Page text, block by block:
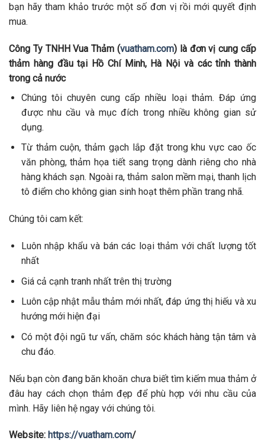
bạn hãy tham khảo trước một số đơn vị rồi mới quyết định
mua.
Công Ty TNHH Vua Thảm (vuatham.com) là đơn vị cung cấp
thảm hàng đầu tại Hồ Chí Minh, Hà Nội và các tỉnh thành
trong cả nước
Chúng tôi chuyên cung cấp nhiều loại thảm. Đáp ứng
được nhu cầu và mục đích trong nhiều không gian sử
dụng.
Từ thảm cuộn, thảm gạch lắp đặt trong khu vực cao ốc
văn phòng, thảm họa tiết sang trọng dành riêng cho nhà
hàng khách sạn. Ngoài ra, thảm salon mềm mại, thanh lịch
tô điểm cho không gian sinh hoạt thêm phần trang nhã.
Chúng tôi cam kết:
Luôn nhập khẩu và bán các loại thảm với chất lượng tốt
nhất
Giá cả cạnh tranh nhất trên thị trường
Luôn cập nhật mẫu thảm mới nhất, đáp ứng thị hiếu và xu
hướng mới hiện đại
Có một đội ngũ tư vấn, chăm sóc khách hàng tận tâm và
chu đáo.
Nếu bạn còn đang băn khoăn chưa biết tìm kiếm mua thảm ở
đâu hay cách chọn thảm đẹp để phù hợp với nhu cầu của
mình. Hãy liên hệ ngay với chúng tôi.
Website: https://vuatham.com/